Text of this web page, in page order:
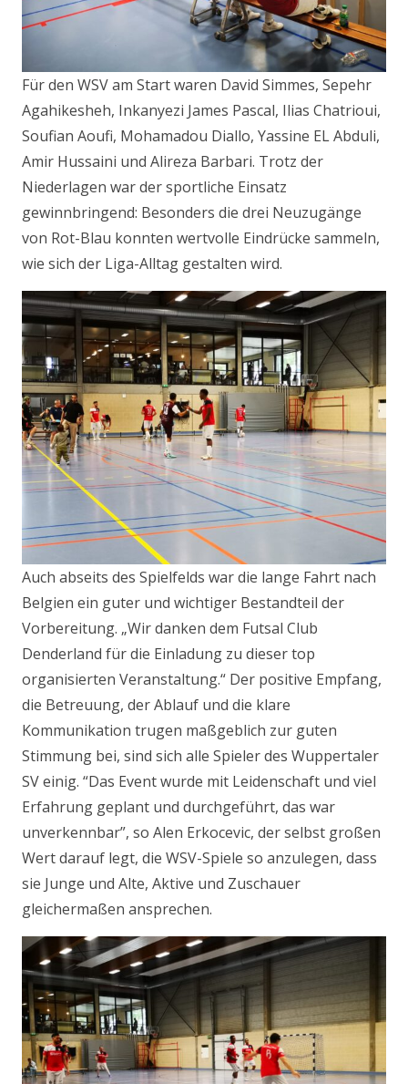
Für den WSV am Start waren David Simmes, Sepehr
Agahikesheh, Inkanyezi James Pascal, Ilias Chatrioui,
Soufian Aoufi, Mohamadou Diallo, Yassine EL Abduli,
Amir Hussaini und Alireza Barbari. Trotz der
Niederlagen war der sportliche Einsatz
gewinnbringend: Besonders die drei Neuzugänge
von Rot-Blau konnten wertvolle Eindrücke sammeln,
wie sich der Liga-Alltag gestalten wird.
Auch abseits des Spielfelds war die lange Fahrt nach
Belgien ein guter und wichtiger Bestandteil der
Vorbereitung. „Wir danken dem Futsal Club
Denderland für die Einladung zu dieser top
organisierten Veranstaltung.“ Der positive Empfang,
die Betreuung, der Ablauf und die klare
Kommunikation trugen maßgeblich zur guten
Stimmung bei, sind sich alle Spieler des Wuppertaler
SV einig. “Das Event wurde mit Leidenschaft und viel
Erfahrung geplant und durchgeführt, das war
unverkennbar”, so Alen Erkocevic, der selbst großen
Wert darauf legt, die WSV-Spiele so anzulegen, dass
sie Junge und Alte, Aktive und Zuschauer
gleichermaßen ansprechen.